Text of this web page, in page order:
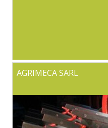
AGRIMECA SARL